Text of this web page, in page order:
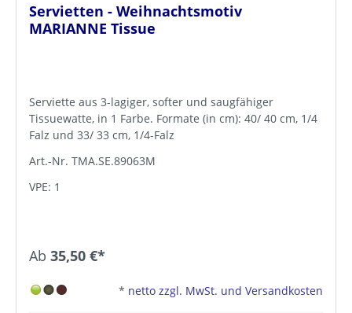
Servietten - Weihnachtsmotiv
MARIANNE Tissue
Serviette aus 3-lagiger, softer und saugfähiger
Tissuewatte, in 1 Farbe. Formate (in cm): 40/ 40 cm, 1/4
Falz und 33/ 33 cm, 1/4-Falz
Art.-Nr. TMA.SE.89063M
VPE: 1
Ab 35,50 €*
* netto zzgl. MwSt. und Versandkosten